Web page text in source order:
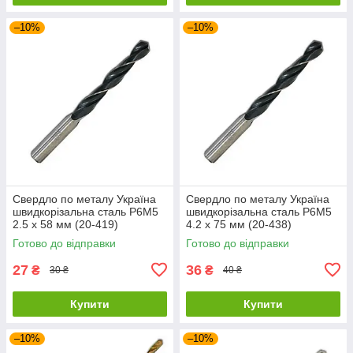
–10%
Свердло по металу Україна
швидкорізальна сталь Р6М5
2.5 х 58 мм (20-419)
Готово до відправки
27 ₴ 30 ₴
Купити
–10%
Свердло по металу Україна
швидкорізальна сталь Р6М5
4.2 х 75 мм (20-438)
Готово до відправки
36 ₴ 40 ₴
Купити
–10% –10%